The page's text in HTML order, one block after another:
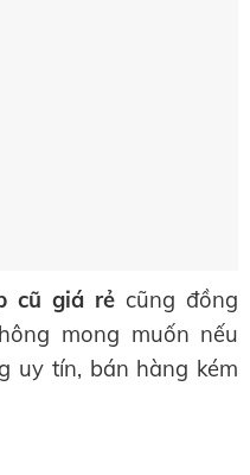
cũ giá rẻ cũng đồng
mong muốn nếu
uy tín, bán hàng kém